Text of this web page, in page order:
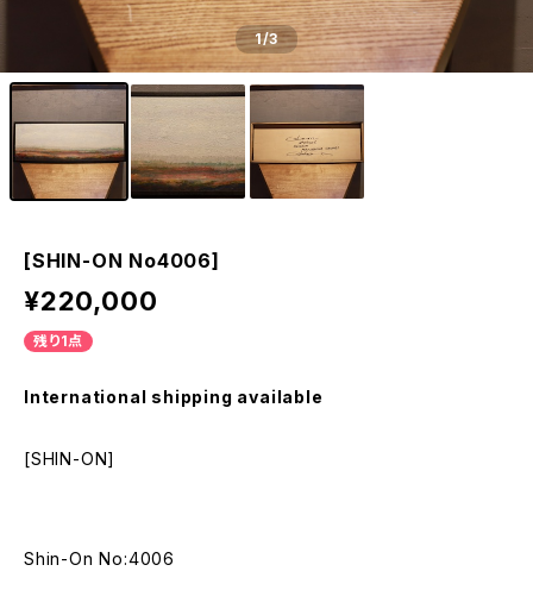
1/3
[SHIN-ON No4006]
¥220,000
残り1点
International shipping available
[SHIN-ON]
Shin-On No:4006